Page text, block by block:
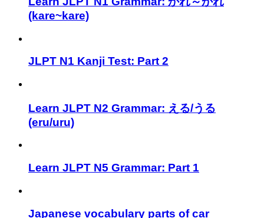
(kare~kare)
JLPT N1 Kanji Test: Part 2
Learn JLPT N2 Grammar: える/うる
(eru/uru)
Learn JLPT N5 Grammar: Part 1
Japanese vocabulary parts of car